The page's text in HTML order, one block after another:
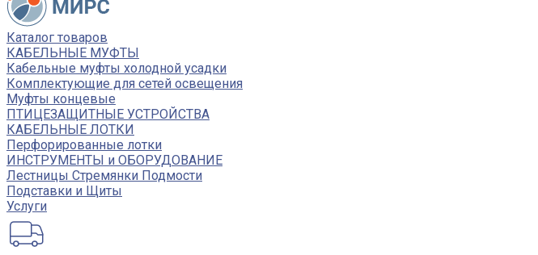
Каталог товаров
КАБЕЛЬНЫЕ МУФТЫ
Кабельные муфты холодной усадки
Комплектующие для сетей освещения
Муфты концевые
ПТИЦЕЗАЩИТНЫЕ УСТРОЙСТВА
КАБЕЛЬНЫЕ ЛОТКИ
Перфорированные лотки
ИНСТРУМЕНТЫ и ОБОРУДОВАНИЕ
Лестницы Стремянки Подмости
Подставки и Щиты
Услуги